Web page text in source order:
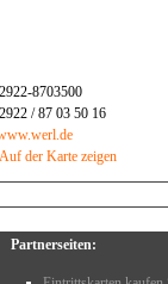
8703500
/ 87 03 50 16
Auf der Karte zeigen
Partnerseiten: